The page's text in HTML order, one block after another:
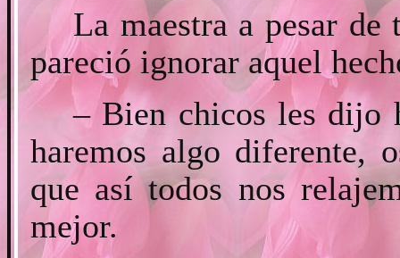
La maestra a pesar
pareció ignorar aquel
– Bien chicos les dijo
haremos algo diferente,
que así todos nos
mejor.